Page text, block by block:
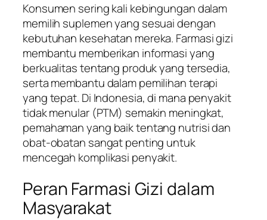
Konsumen sering kali kebingungan dalam
memilih suplemen yang sesuai dengan
kebutuhan kesehatan mereka. Farmasi gizi
membantu memberikan informasi yang
berkualitas tentang produk yang tersedia,
serta membantu dalam pemilihan terapi
yang tepat. Di Indonesia, di mana penyakit
tidak menular (PTM) semakin meningkat,
pemahaman yang baik tentang nutrisi dan
obat-obatan sangat penting untuk
mencegah komplikasi penyakit.
Peran Farmasi Gizi dalam
Masyarakat